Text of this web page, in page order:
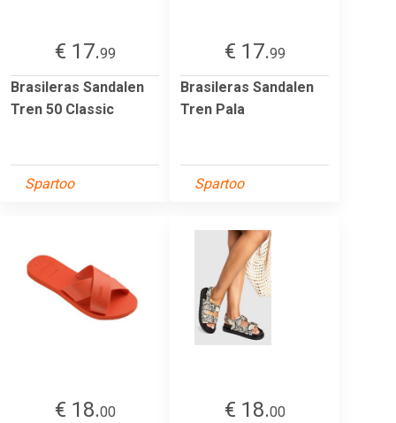
€ 17.99
Brasileras Sandalen
Tren 50 Classic
Spartoo
€ 17.99
Brasileras Sandalen
Tren Pala
Spartoo
€ 18.00
€ 18.00